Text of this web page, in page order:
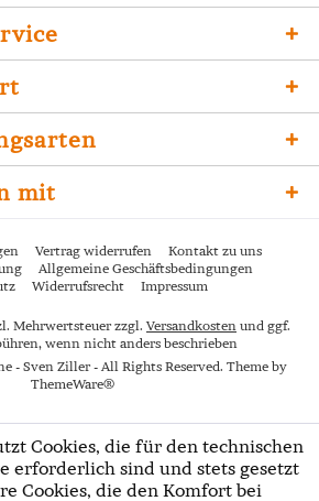
mit
Vertrag widerrufen
Kontakt zu uns
Allgemeine Geschäftsbedingungen
Widerrufsrecht Impressum
Mehrwertsteuer zzgl. Versandkosten und ggf.
wenn nicht anders beschrieben
- Sven Ziller - All Rights Reserved. Theme by
ThemeWare®
Cookies, die für den technischen
erforderlich sind und stets gesetzt
Cookies, die den Komfort bei